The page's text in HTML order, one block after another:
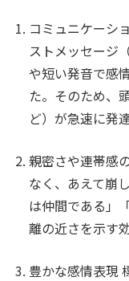
コミュニケーシ
ストメッセージ
や短い発音で感
た。そのため、
ど）が急速に発
親密さや連帯感
なく、あえて崩
は仲間である」
離の近さを示す
豊かな感情表現